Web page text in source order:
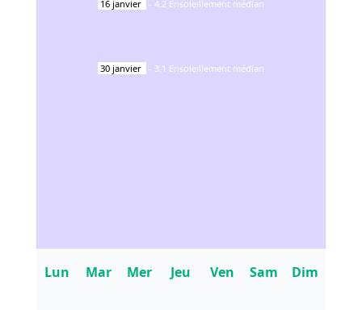
16 janvier - 4.2 Ensoleillement médian
30 janvier - 3.1 Ensoleillement médian
Lun Mar Mer Jeu Ven Sam Dim